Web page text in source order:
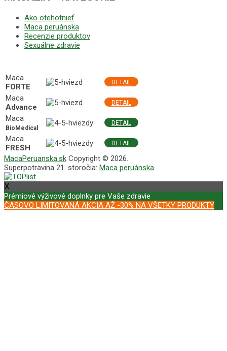
Ako otehotnieť
Maca peruánska
Recenzie produktov
Sexuálne zdravie
Maca
FORTE
DETAIL
Maca
Advance
DETAIL
Maca
BioMedical
DETAIL
Maca
FRESH
DETAIL
MacaPeruanska.sk Copyright © 2026.
Superpotravina 21. storočia: Maca peruánska
X
Prémiové výživové doplnky pre Vaše zdravie
ČASOVO LIMITOVANÁ AKCIA AŽ -30% NA VŠETKY PRODUKTY